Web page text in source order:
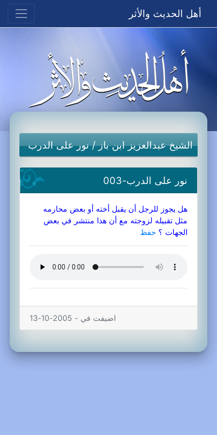
أهل الحديث والأثر
الشيخ عبدالعزيز ابن باز/نور على الدرب
نور على الدرب-003
هل يجوز للرجل أن يقبل أخته أو بعض محارمه
مثل تقبيله لزوجته مع أن هذا منتشر في بعض
الجهات ؟ حفظ
اضيفت في - 2005-10-13